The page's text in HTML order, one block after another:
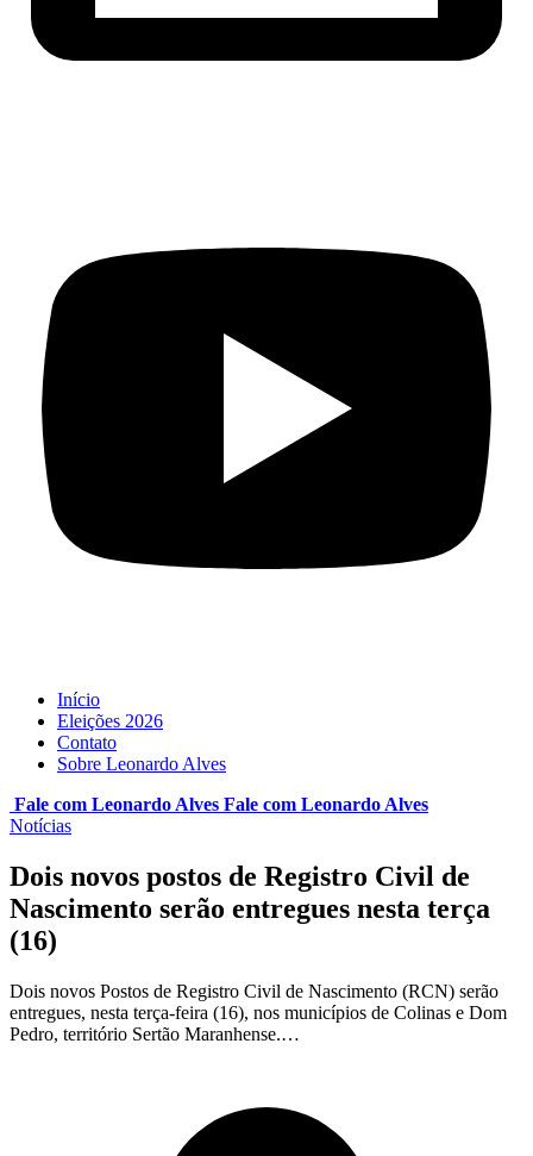
Início
Eleições 2026
Contato
Sobre Leonardo Alves
Fale com Leonardo Alves Fale com Leonardo Alves
Notícias
Dois novos postos de Registro Civil de
Nascimento serão entregues nesta terça
(16)
Dois novos Postos de Registro Civil de Nascimento (RCN) serão
entregues, nesta terça-feira (16), nos municípios de Colinas e Dom
Pedro, território Sertão Maranhense.…